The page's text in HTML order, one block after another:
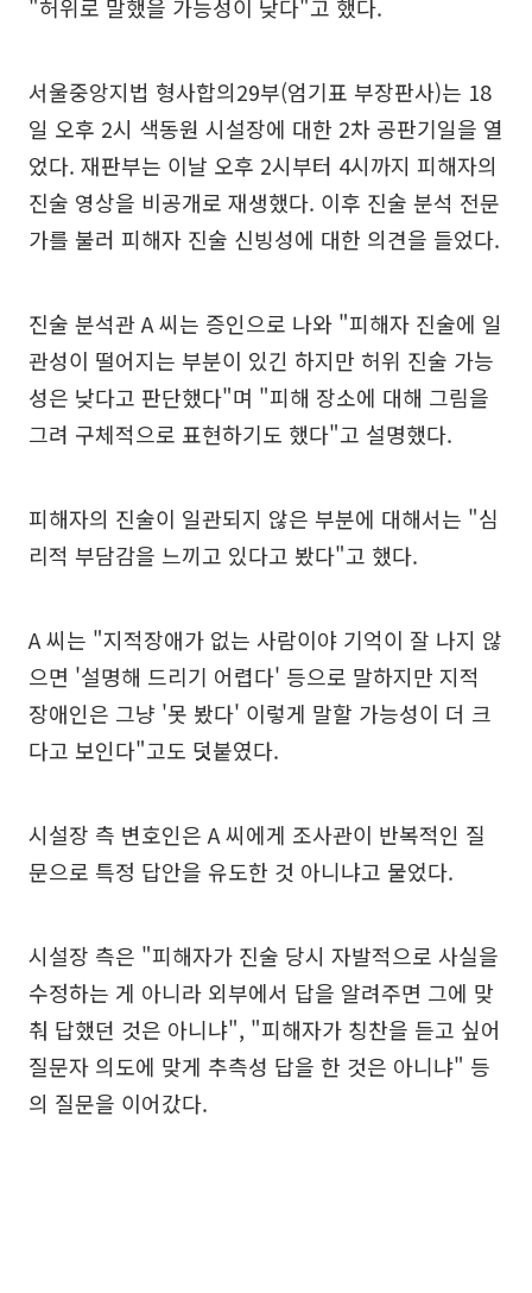
"허위로 말했을 가능성이 낮다"고 했다.
서울중앙지법 형사합의29부(엄기표 부장판사)는 18
일 오후 2시 색동원 시설장에 대한 2차 공판기일을 열
었다. 재판부는 이날 오후 2시부터 4시까지 피해자의
진술 영상을 비공개로 재생했다. 이후 진술 분석 전문
가를 불러 피해자 진술 신빙성에 대한 의견을 들었다.
진술 분석관 A 씨는 증인으로 나와 "피해자 진술에 일
관성이 떨어지는 부분이 있긴 하지만 허위 진술 가능
성은 낮다고 판단했다"며 "피해 장소에 대해 그림을
그려 구체적으로 표현하기도 했다"고 설명했다.
피해자의 진술이 일관되지 않은 부분에 대해서는 "심
리적 부담감을 느끼고 있다고 봤다"고 했다.
A 씨는 "지적장애가 없는 사람이야 기억이 잘 나지 않
으면 '설명해 드리기 어렵다' 등으로 말하지만 지적
장애인은 그냥 '못 봤다' 이렇게 말할 가능성이 더 크
다고 보인다"고도 덧붙였다.
시설장 측 변호인은 A 씨에게 조사관이 반복적인 질
문으로 특정 답안을 유도한 것 아니냐고 물었다.
시설장 측은 "피해자가 진술 당시 자발적으로 사실을
수정하는 게 아니라 외부에서 답을 알려주면 그에 맞
춰 답했던 것은 아니냐", "피해자가 칭찬을 듣고 싶어
질문자 의도에 맞게 추측성 답을 한 것은 아니냐" 등
의 질문을 이어갔다.